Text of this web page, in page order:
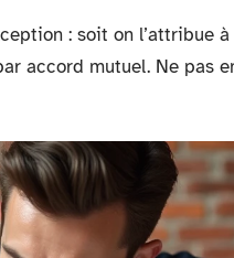
: soit on l’attribue
accord mutuel. Ne pas